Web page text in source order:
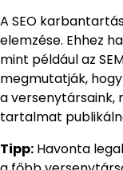
A SEO
elemzése. Ehhez
mint például az
megmutatják,
a versenytársaink,
tartalmat
Tipp: Havonta